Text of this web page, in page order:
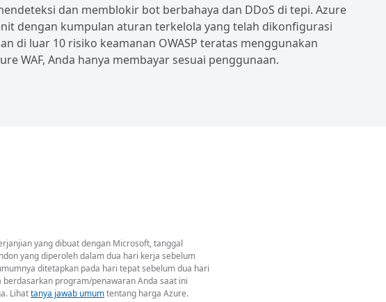
dan memblokir bot berbahaya dan DDoS di tepi. Azure
dengan kumpulan aturan terkelola yang telah dikonfigurasi
di luar 10 risiko keamanan OWASP teratas menggunakan
WAF, Anda hanya membayar sesuai penggunaan.
yang dibuat dengan Microsoft, tanggal
yang diperoleh dalam dua hari kerja sebelum
ditetapkan pada hari tepat sebelum dua hari
berdasarkan program/penawaran Anda saat ini
Lihattanya jawab umumtentang harga Azure.